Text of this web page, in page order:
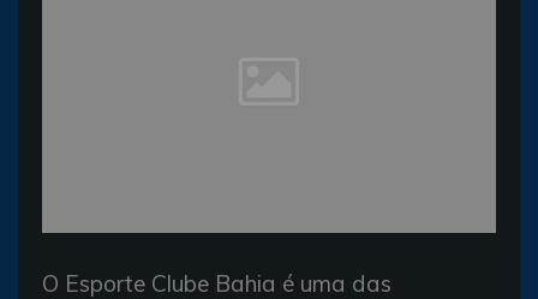
O Esporte Clube Bahia é uma das